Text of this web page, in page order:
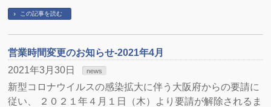
この記事を読む
営業時間変更のお知らせ-2021年4月
2021年3月30日
news
新型コロナウイルスの感染拡大に伴う大阪府からの要請に
従い、 ２０２１年４月１日（木）より要請が解除されるま